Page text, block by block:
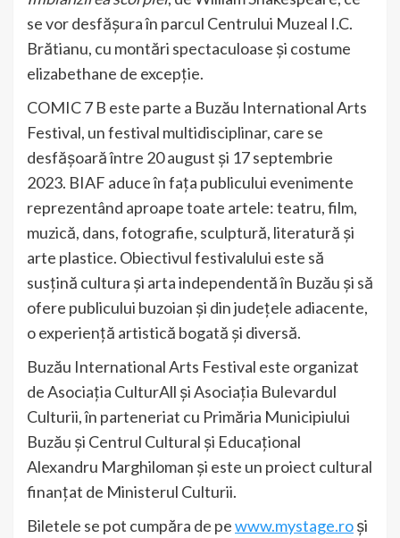
se vor desfășura în parcul Centrului Muzeal I.C.
Brătianu, cu montări spectaculoase și costume
elizabethane de excepție.
COMIC 7 B este parte a Buzău International Arts
Festival, un festival multidisciplinar, care se
desfășoară între 20 august și 17 septembrie
2023. BIAF aduce în fața publicului evenimente
reprezentând aproape toate artele: teatru, film,
muzică, dans, fotografie, sculptură, literatură și
arte plastice. Obiectivul festivalului este să
susțină cultura și arta independentă în Buzău și să
ofere publicului buzoian și din județele adiacente,
o experiență artistică bogată și diversă.
Buzău International Arts Festival este organizat
de Asociația CulturAll și Asociația Bulevardul
Culturii, în parteneriat cu Primăria Municipiului
Buzău și Centrul Cultural și Educațional
Alexandru Marghiloman și este un proiect cultural
finanțat de Ministerul Culturii.
Biletele se pot cumpăra de pewww.mystage.roși